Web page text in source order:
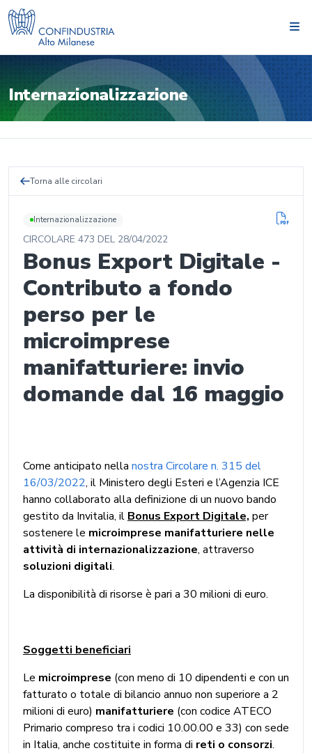
Internazionalizzazione
Torna alle circolari
Internazionalizzazione
CIRCOLARE 473 DEL 28/04/2022
Bonus Export Digitale -
Contributo a fondo
perso per le
microimprese
manifatturiere: invio
domande dal 16 maggio
Come anticipato nella nostra Circolare n. 315 del
16/03/2022, il Ministero degli Esteri e l’Agenzia ICE
hanno collaborato alla definizione di un nuovo bando
gestito da Invitalia, il Bonus Export Digitale, per
sostenere le microimprese manifatturiere nelle
attività di internazionalizzazione, attraverso
soluzioni digitali.
La disponibilità di risorse è pari a 30 milioni di euro.
Soggetti beneficiari
Le microimprese (con meno di 10 dipendenti e con un
fatturato o totale di bilancio annuo non superiore a 2
milioni di euro) manifatturiere (con codice ATECO
Primario compreso tra i codici 10.00.00 e 33) con sede
in Italia, anche costituite in forma di reti o consorzi.